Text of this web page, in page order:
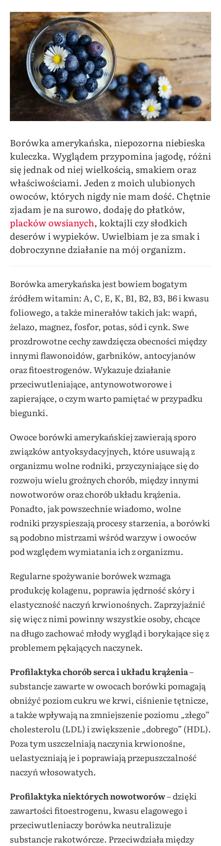
Borówka amerykańska, niepozorna niebieska
kuleczka. Wyglądem przypomina jagodę, różni
się jednak od niej wielkością, smakiem oraz
właściwościami. Jeden z moich ulubionych
owoców, których nigdy nie mam dość. Chętnie
zjadam je na surowo, dodaję do płatków,
placków owsianych, koktajli czy słodkich
deserów i wypieków. Uwielbiam je za smak i
dobroczynne działanie na mój organizm.
Borówka amerykańska jest bowiem bogatym
źródłem witamin: A, C, E, K, B1, B2, B3, B6 i kwasu
foliowego, a także minerałów takich jak: wapń,
żelazo, magnez, fosfor, potas, sód i cynk. Swe
prozdrowotne cechy zawdzięcza obecności między
innymi flawonoidów, garbników, antocyjanów
oraz fitoestrogenów. Wykazuje działanie
przeciwutleniające, antynowotworowe i
zapierające, o czym warto pamiętać w przypadku
biegunki.
Owoce borówki amerykańskiej zawierają sporo
związków antyoksydacyjnych, które usuwają z
organizmu wolne rodniki, przyczyniające się do
rozwoju wielu groźnych chorób, między innymi
nowotworów oraz chorób układu krążenia.
Ponadto, jak powszechnie wiadomo, wolne
rodniki przyspieszają procesy starzenia, a borówki
są podobno mistrzami wśród warzyw i owoców
pod względem wymiatania ich z organizmu.
Regularne spożywanie borówek wzmaga
produkcję kolagenu, poprawia jędrność skóry i
elastyczność naczyń krwionośnych. Zaprzyjaźnić
się więc z nimi powinny wszystkie osoby, chcące
na długo zachować młody wygląd i borykające się z
problemem pękających naczynek.
Profilaktyka chorób serca i układu krążenia–
substancje zawarte w owocach borówki pomagają
obniżyć poziom cukru we krwi, ciśnienie tętnicze,
a także wpływają na zmniejszenie poziomu „złego”
cholesterolu (LDL) i zwiększenie „dobrego” (HDL).
Poza tym uszczelniają naczynia krwionośne,
uelastyczniają je i poprawiają przepuszczalność
naczyń włosowatych.
Profilaktyka niektórych nowotworów– dzięki
zawartości fitoestrogenu, kwasu elagowego i
przeciwutleniaczy borówka neutralizuje
substancje rakotwórcze. Przeciwdziała między